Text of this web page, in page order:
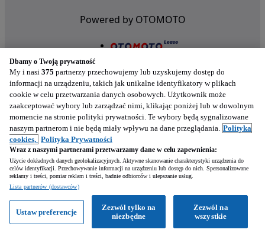
Powered by OTOMOTO
Nasze aplikacje w twoim telefonie
Dbamy o Twoją prywatność
My i nasi 375 partnerzy przechowujemy lub uzyskujemy dostęp do
informacji na urządzeniu, takich jak unikalne identyfikatory w plikach
cookie w celu przetwarzania danych osobowych. Użytkownik może
zaakceptować wybory lub zarządzać nimi, klikając poniżej lub w dowolnym
momencie na stronie polityki prywatności. Te wybory będą sygnalizowane
naszym partnerom i nie będą miały wpływu na dane przeglądania. Polityka
cookies, Polityka Prywatności
Wraz z naszymi partnerami przetwarzamy dane w celu zapewnienia:
Użycie dokładnych danych geolokalizacyjnych. Aktywne skanowanie charakterystyki urządzenia do
celów identyfikacji. Przechowywanie informacji na urządzeniu lub dostęp do nich. Spersonalizowane
reklamy i treści, pomiar reklam i treści, badnie odbiorców i ulepszanie usług.
Lista partnerów (dostawców)
Zezwól na
wszystkie
Zezwól tylko na
niezbędne
Ustaw preferencje